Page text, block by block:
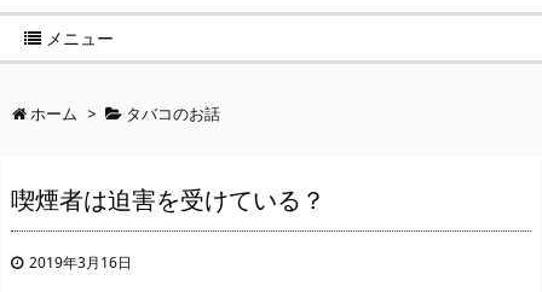
メニュー
ホーム > タバコのお話
喫煙者は迫害を受けている？
2019年3月16日